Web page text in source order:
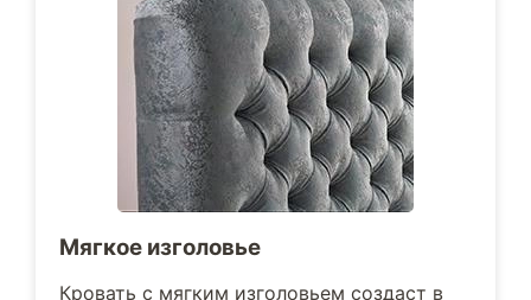
Мягкое изголовье
Кровать с мягким изголовьем создаст в